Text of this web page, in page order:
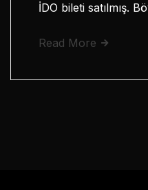
İDO bileti satılmış.
Read More